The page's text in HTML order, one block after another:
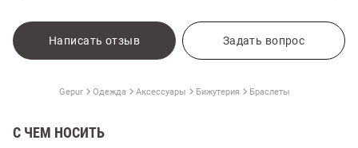
Написать отзыв Задать вопрос
Gepur Одежда Аксессуары Бижутерия Браслеты
С ЧЕМ НОСИТЬ